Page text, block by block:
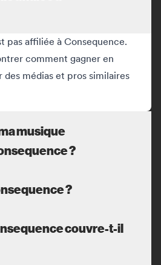
pas affiliée à Consequence.
comment gagner en
médias et pros similaires
musique
?
?
couvre-t-il